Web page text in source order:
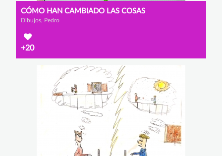
CÓMO HAN CAMBIADO LAS COSAS
Dibujos, Pedro
+20